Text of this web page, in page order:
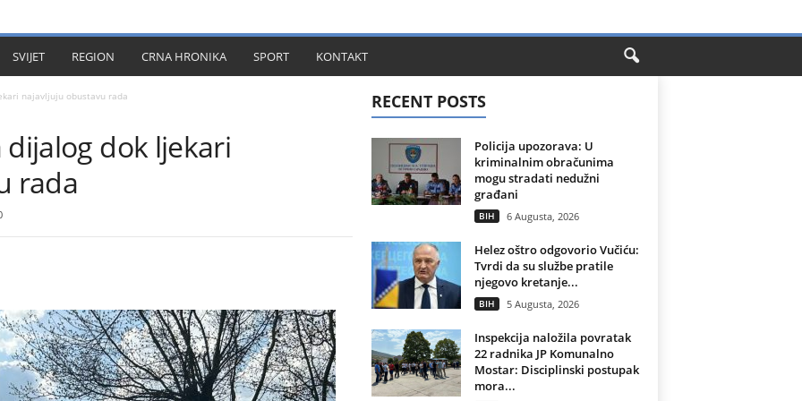
SVIJET REGION CRNA HRONIKA SPORT KONTAKT
najavljuju obustavu rada
dijalog dok ljekari
rada
RECENT POSTS
Policija upozorava: U
kriminalnim obračunima
mogu stradati nedužni
građani
BIH 6 Augusta, 2026
Helez oštro odgovorio Vučiću:
Tvrdi da su službe pratile
njegovo kretanje...
BIH 5 Augusta, 2026
Inspekcija naložila povratak
22 radnika JP Komunalno
Mostar: Disciplinski postupak
mora...